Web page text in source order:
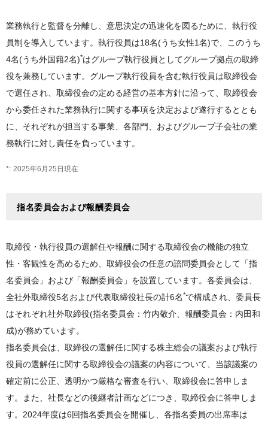
業務執行と監督を分離し、意思決定の迅速化を図るために、執行役
員制を導入しています。執行役員は18名(うち女性1名)で、このうち
4名(うち外国籍2名)*はグループ執行役員としてグループ拠点の取締
役を兼務しています。グループ執行役員を含む執行役員は取締役会
で選任され、取締役会の定める経営の基本方針に沿って、取締役会
から委任された業務執行に関する事項を決定および遂行するととも
に、それぞれが担当する事業、各部門、およびグループ子会社の業
務執行に対し責任を負っています。
2025年6月25日現在
指名委員会および報酬委員会
取締役・執行役員の選解任や報酬に関する取締役会の機能の独立
性・客観性を高めるため、取締役会の任意の諮問委員会として「指
名委員会」および「報酬委員会」を設置しています。各委員会は、
全社外取締役5名および代表取締役社長の計6名*で構成され、委員長
はそれぞれ社外取締役(指名委員会：竹内敬介、報酬委員会：内田和
成)が務めています。
指名委員会は、取締役の選解任に関する株主総会の議案および執行
役員の選解任に関する取締役会の議案の内容について、当該議案の
確定前に公正、透明かつ厳格な審査を行い、取締役会に答申しま
す。また、社長などの後継者計画などにつき、取締役会に答申しま
す。2024年度は6回指名委員会を開催し、各指名委員の出席率は